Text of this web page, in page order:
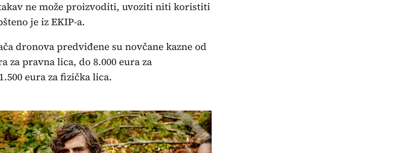
ne može proizvoditi, uvoziti niti koristiti
je iz EKIP-a.
dronova predviđene su novčane kazne od
za pravna lica, do 8.000 eura za
eura za fizička lica.